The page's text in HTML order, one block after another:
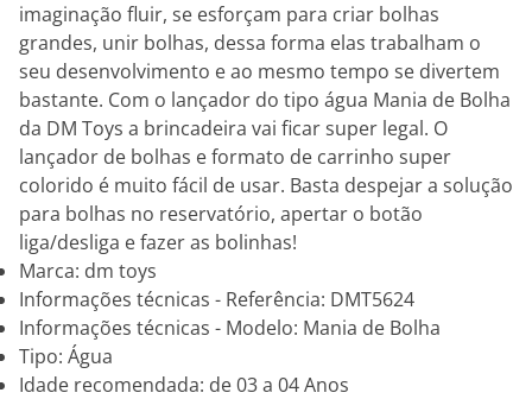
imaginação fluir, se esforçam para criar bolhas
grandes, unir bolhas, dessa forma elas trabalham o
seu desenvolvimento e ao mesmo tempo se divertem
bastante. Com o lançador do tipo água Mania de Bolha
da DM Toys a brincadeira vai ficar super legal. O
lançador de bolhas e formato de carrinho super
colorido é muito fácil de usar. Basta despejar a solução
para bolhas no reservatório, apertar o botão
liga/desliga e fazer as bolinhas!
Marca: dm toys
Informações técnicas - Referência: DMT5624
Informações técnicas - Modelo: Mania de Bolha
Tipo: Água
Idade recomendada: de 03 a 04 Anos